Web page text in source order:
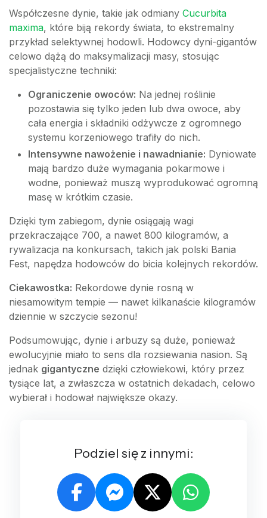
Współczesne dynie, takie jak odmiany Cucurbita
maxima, które biją rekordy świata, to ekstremalny
przykład selektywnej hodowli. Hodowcy dyni-gigantów
celowo dążą do maksymalizacji masy, stosując
specjalistyczne techniki:
Ograniczenie owoców: Na jednej roślinie
pozostawia się tylko jeden lub dwa owoce, aby
cała energia i składniki odżywcze z ogromnego
systemu korzeniowego trafiły do nich.
Intensywne nawożenie i nawadnianie: Dyniowate
mają bardzo duże wymagania pokarmowe i
wodne, ponieważ muszą wyprodukować ogromną
masę w krótkim czasie.
Dzięki tym zabiegom, dynie osiągają wagi
przekraczające 700, a nawet 800 kilogramów, a
rywalizacja na konkursach, takich jak polski Bania
Fest, napędza hodowców do bicia kolejnych rekordów.
Ciekawostka: Rekordowe dynie rosną w
niesamowitym tempie — nawet kilkanaście kilogramów
dziennie w szczycie sezonu!
Podsumowując, dynie i arbuzy są duże, ponieważ
ewolucyjnie miało to sens dla rozsiewania nasion. Są
jednak gigantyczne dzięki człowiekowi, który przez
tysiące lat, a zwłaszcza w ostatnich dekadach, celowo
wybierał i hodował największe okazy.
Podziel się z innymi: